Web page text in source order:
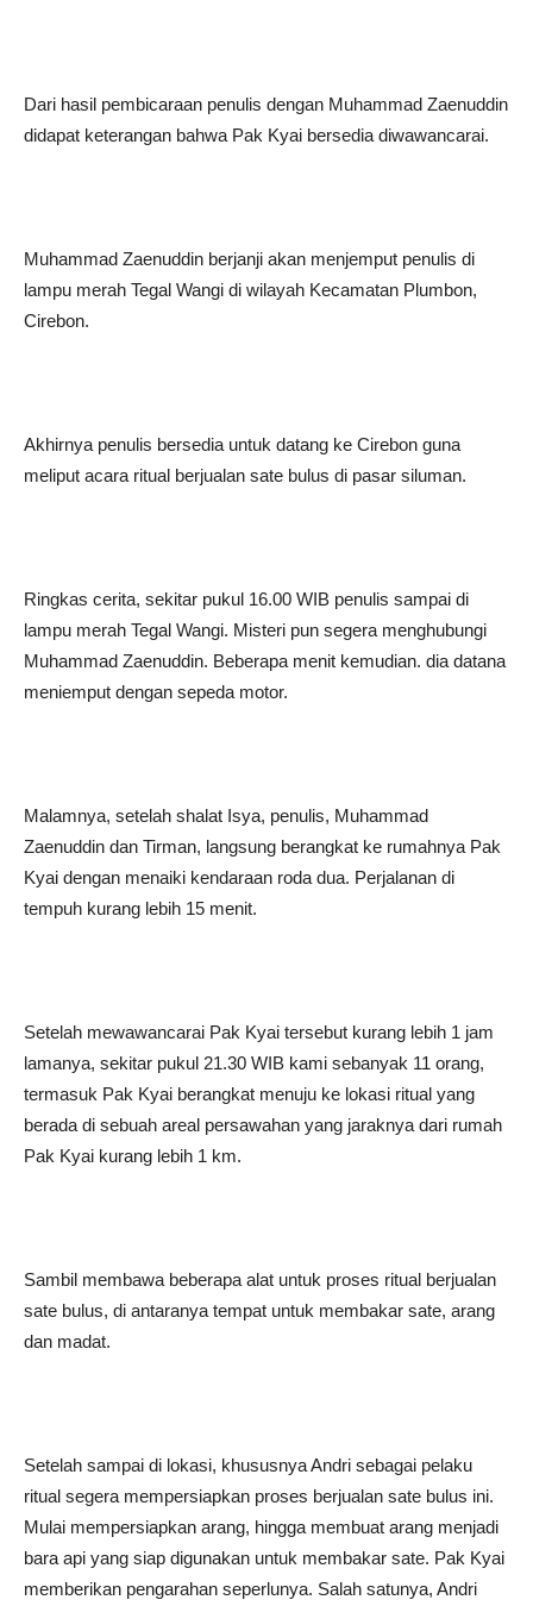
Dari hasil pembicaraan penulis dengan Muhammad Zaenuddin
didapat keterangan bahwa Pak Kyai bersedia diwawancarai.
Muhammad Zaenuddin berjanji akan menjemput penulis di
lampu merah Tegal Wangi di wilayah Kecamatan Plumbon,
Cirebon.
Akhirnya penulis bersedia untuk datang ke Cirebon guna
meliput acara ritual berjualan sate bulus di pasar siluman.
Ringkas cerita, sekitar pukul 16.00 WIB penulis sampai di
lampu merah Tegal Wangi. Misteri pun segera menghubungi
Muhammad Zaenuddin. Beberapa menit kemudian. dia datana
meniemput dengan sepeda motor.
Malamnya, setelah shalat Isya, penulis, Muhammad
Zaenuddin dan Tirman, langsung berangkat ke rumahnya Pak
Kyai dengan menaiki kendaraan roda dua. Perjalanan di
tempuh kurang lebih 15 menit.
Setelah mewawancarai Pak Kyai tersebut kurang lebih 1 jam
lamanya, sekitar pukul 21.30 WIB kami sebanyak 11 orang,
termasuk Pak Kyai berangkat menuju ke lokasi ritual yang
berada di sebuah areal persawahan yang jaraknya dari rumah
Pak Kyai kurang lebih 1 km.
Sambil membawa beberapa alat untuk proses ritual berjualan
sate bulus, di antaranya tempat untuk membakar sate, arang
dan madat.
Setelah sampai di lokasi, khususnya Andri sebagai pelaku
ritual segera mempersiapkan proses berjualan sate bulus ini.
Mulai mempersiapkan arang, hingga membuat arang menjadi
bara api yang siap digunakan untuk membakar sate. Pak Kyai
memberikan pengarahan seperlunya. Salah satunya, Andri